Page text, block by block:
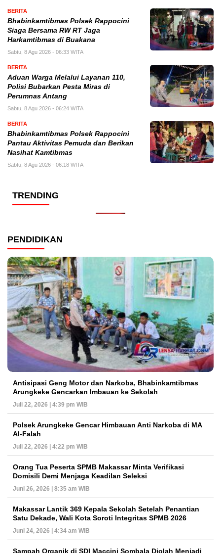
BERITA
Bhabinkamtibmas Polsek Rappocini
Siaga Bersama RW RT Jaga
Harkamtibmas di Buakana
Sabtu, 8 Agu 2026 - 06:33 WITA
BERITA
Aduan Warga Melalui Layanan 110,
Polisi Bubarkan Pesta Miras di
Perumnas Antang
Sabtu, 8 Agu 2026 - 06:24 WITA
BERITA
Bhabinkamtibmas Polsek Rappocini
Pantau Aktivitas Pemuda dan Berikan
Nasihat Kamtibmas
Sabtu, 8 Agu 2026 - 06:18 WITA
TRENDING
PENDIDIKAN
Antisipasi Geng Motor dan Narkoba, Bhabinkamtibmas
Arungkeke Gencarkan Imbauan ke Sekolah
Juli 22, 2026 | 4:39 pm WIB
Polsek Arungkeke Gencar Himbauan Anti Narkoba di MA
Al-Falah
Juli 22, 2026 | 4:22 pm WIB
Orang Tua Peserta SPMB Makassar Minta Verifikasi
Domisili Demi Menjaga Keadilan Seleksi
Juni 26, 2026 | 8:35 am WIB
Makassar Lantik 369 Kepala Sekolah Setelah Penantian
Satu Dekade, Wali Kota Soroti Integritas SPMB 2026
Juni 24, 2026 | 4:34 am WIB
Sampah Organik di SDI Maccini Sombala Diolah Menjadi